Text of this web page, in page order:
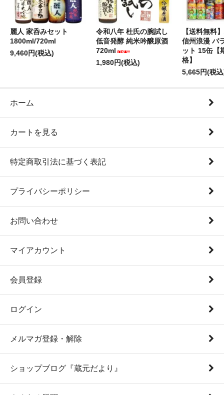
麗人 家呑みセット
1800ml/720ml
9,460円(税込)
令和八年 杜氏の腕試し
低音発酵 純米吟醸原酒
720ml
1,980円(税込)
【送料無料
信州浪漫 バ
ット 15缶【
格】
5,665円(税
ホーム
カートを見る
特定商取引法に基づく表記
プライバシーポリシー
お問い合わせ
マイアカウント
会員登録
ログイン
メルマガ登録・解除
ショップブログ『蔵元だより』